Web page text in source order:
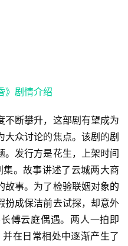
不断攀升，这部剧有望成为
众讨论的焦点。该剧的剧
。发行方是花生，上架时间
。故事讲述了云城两大商
故事。为了检验联姻对象的
扮成保洁前去试探，却意外
傅云庭偶遇。两人一拍即
在日常相处中逐渐产生了